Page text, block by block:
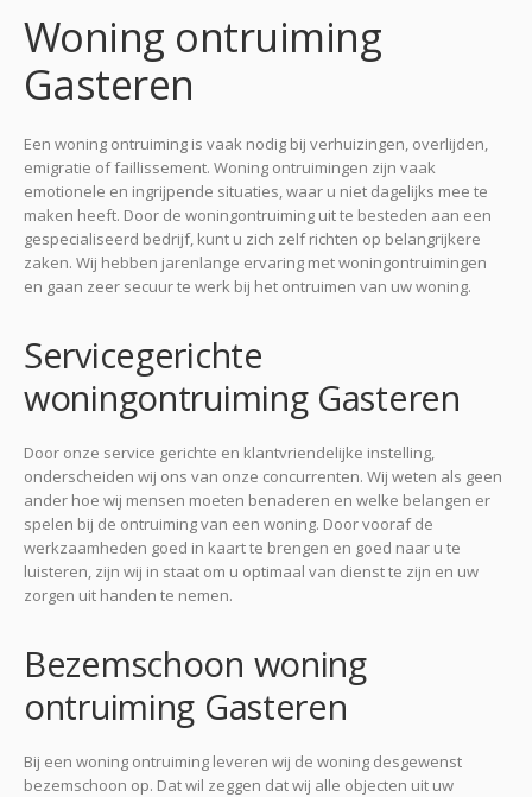
Woning ontruiming
Gasteren
Een woning ontruiming is vaak nodig bij verhuizingen, overlijden,
emigratie of faillissement. Woning ontruimingen zijn vaak
emotionele en ingrijpende situaties, waar u niet dagelijks mee te
maken heeft. Door de woningontruiming uit te besteden aan een
gespecialiseerd bedrijf, kunt u zich zelf richten op belangrijkere
zaken. Wij hebben jarenlange ervaring met woningontruimingen
en gaan zeer secuur te werk bij het ontruimen van uw woning.
Servicegerichte
woningontruiming Gasteren
Door onze service gerichte en klantvriendelijke instelling,
onderscheiden wij ons van onze concurrenten. Wij weten als geen
ander hoe wij mensen moeten benaderen en welke belangen er
spelen bij de ontruiming van een woning. Door vooraf de
werkzaamheden goed in kaart te brengen en goed naar u te
luisteren, zijn wij in staat om u optimaal van dienst te zijn en uw
zorgen uit handen te nemen.
Bezemschoon woning
ontruiming Gasteren
Bij een woning ontruiming leveren wij de woning desgewenst
bezemschoon op. Dat wil zeggen dat wij alle objecten uit uw